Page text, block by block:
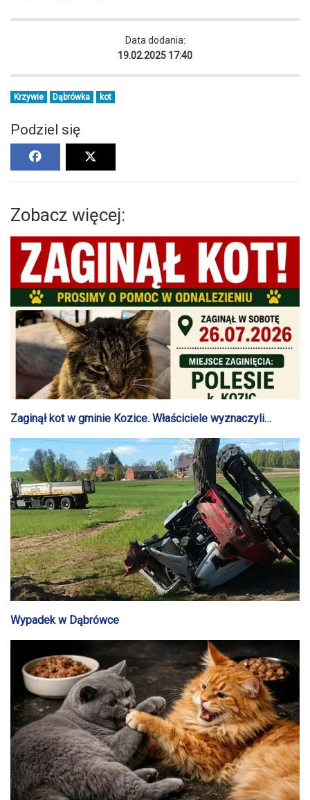
Data dodania:
19.02.2025 17:40
Krzywie Dąbrówka kot
Podziel się
Zobacz więcej:
Zaginął kot w gminie Kozice. Właściciele wyznaczyli
nagrodę za pomoc
Wypadek w Dąbrówce